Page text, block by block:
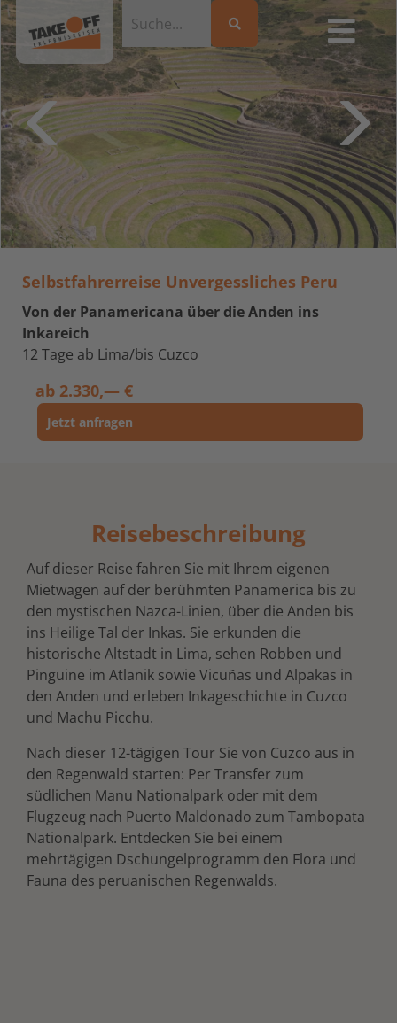
Selbstfahrerreise Unvergessliches Peru
Von der Panamericana über die Anden ins
Inkareich
12 Tage ab Lima/bis Cuzco
ab 2.330,— €
Jetzt anfragen
Reisebeschreibung
Auf dieser Reise fahren Sie mit Ihrem eigenen
Mietwagen auf der berühmten Panamerica bis zu
den mystischen Nazca-Linien, über die Anden bis
ins Heilige Tal der Inkas. Sie erkunden die
historische Altstadt in Lima, sehen Robben und
Pinguine im Atlanik sowie Vicuñas und Alpakas in
den Anden und erleben Inkageschichte in Cuzco
und Machu Picchu.
Nach dieser 12-tägigen Tour Sie von Cuzco aus in
den Regenwald starten: Per Transfer zum
südlichen Manu Nationalpark oder mit dem
Flugzeug nach Puerto Maldonado zum Tambopata
Nationalpark. Entdecken Sie bei einem
mehrtägigen Dschungelprogramm den Flora und
Fauna des peruanischen Regenwalds.